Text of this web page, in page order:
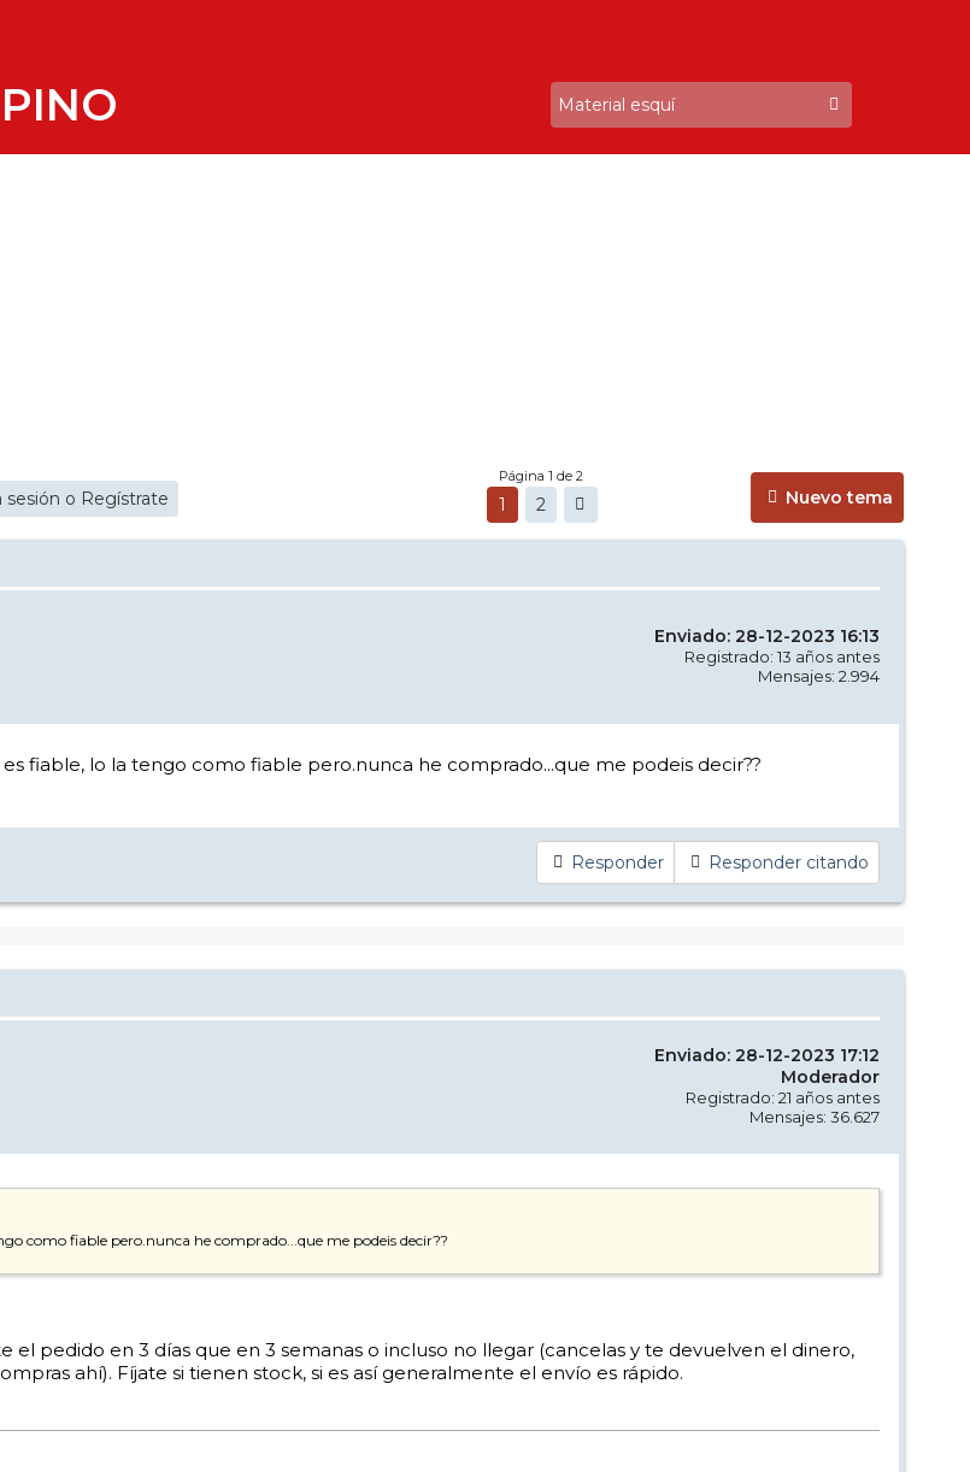
Nuevo tema
sesión o Regístrate
Página 1 de 2
1 2
Enviado: 28-12-2023 16:13
Registrado: 13 años antes
Mensajes: 2.994
fiable, lo la tengo como fiable pero.nunca he comprado...que me podeis decir??
Responder Responder citando
Enviado: 28-12-2023 17:12
Moderador
Registrado: 21 años antes
Mensajes: 36.627
como fiable pero.nunca he comprado...que me podeis decir??
pedido en 3 días que en 3 semanas o incluso no llegar (cancelas y te devuelven el dinero,
ahí). Fíjate si tienen stock, si es así generalmente el envío es rápido.